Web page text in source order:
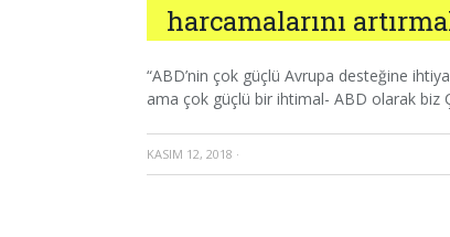
harcamalarını
“ABD’nin çok güçlü Avrupa desteğine
ama çok güçlü bir ihtimal- ABD olarak biz
KASIM 12, 2018 ·